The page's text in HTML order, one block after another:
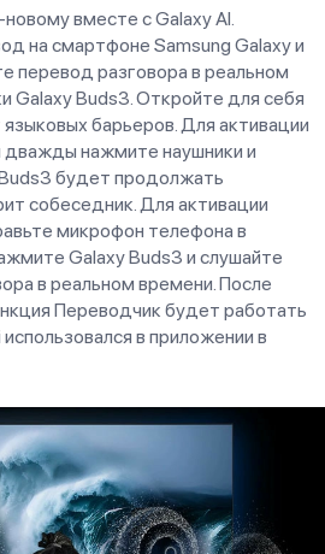
вместе с Galaxy AI.
на смартфоне Samsung Galaxy и
перевод разговора в реальном
Galaxy Buds3. Откройте для себя
барьеров. Для активации
нажмите наушники и
будет продолжать
собеседник. Для активации
микрофон телефона в
Galaxy Buds3 и слушайте
в реальном времени. После
Переводчик будет работать
в приложении в